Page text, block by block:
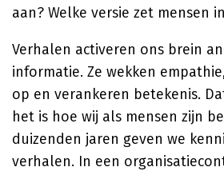
aan? Welke versie zet mensen
Verhalen activeren ons brein
informatie. Ze wekken
op en verankeren betekenis.
het is hoe wij als mensen zijn
duizenden jaren geven we
verhalen. In een